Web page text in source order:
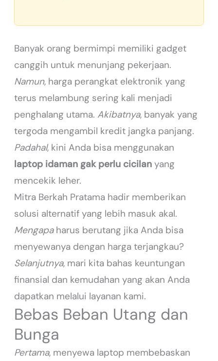
Banyak orang bermimpi memiliki gadget
canggih untuk menunjang pekerjaan.
Namun, harga perangkat elektronik yang
terus melambung sering kali menjadi
penghalang utama. Akibatnya, banyak yang
tergoda mengambil kredit jangka panjang.
Padahal, kini Anda bisa menggunakan
laptop idaman gak perlu cicilan yang
mencekik leher.
Mitra Berkah Pratama hadir memberikan
solusi alternatif yang lebih masuk akal.
Mengapaharus berutang jika Anda bisa
menyewanya dengan harga terjangkau?
Selanjutnya, mari kita bahas keuntungan
finansial dan kemudahan yang akan Anda
dapatkan melalui layanan kami.
Bebas Beban Utang dan
Bunga
Pertama, menyewa laptop membebaskan